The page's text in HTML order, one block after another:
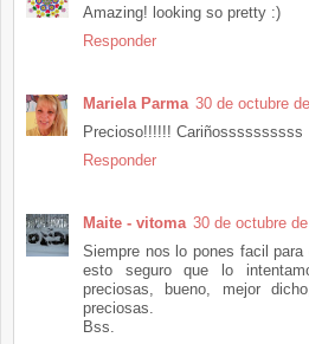
Amazing! looking so pretty :)
Responder
Mariela Parma 30 de octubre
Precioso!!!!!! Cariñossssssssss
Responder
Maite - vitoma 30 de octubre
Siempre nos lo pones facil
esto seguro que lo
preciosas, bueno, mejor
preciosas.
Bss.